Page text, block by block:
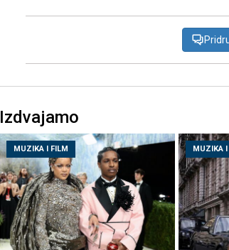
Izdvajamo
MUZIKA I FILM MUZIKA I